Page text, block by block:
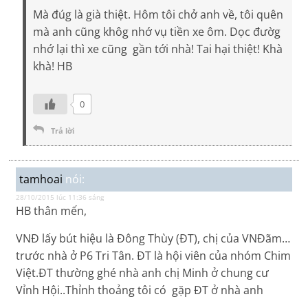
Mà đúg là già thiệt. Hôm tôi chở anh về, tôi quên
mà anh cũng khôg nhớ vụ tiền xe ôm. Dọc đườg
nhớ lại thì xe cũng gần tới nhà! Tai hại thiệt! Khà
khà! HB
0
Trả lời
tamhoai nói:
28/10/2015 lúc 11:36 sáng
HB thân mến,
VNĐ lấy bút hiệu là Đông Thùy (ĐT), chị của VNĐãm…
trước nhà ở P6 Tri Tân. ĐT là hội viên của nhóm Chim
Việt.ĐT thường ghé nhà anh chị Minh ở chung cư
Vỉnh Hội..Thỉnh thoảng tôi có gặp ĐT ở nhà anh